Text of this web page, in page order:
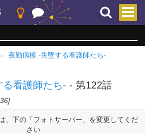
夜勤病棟 -失墜する看護師たち-
看護師たち- - 第122話
、下の「フォトサーバー」を変更してくだ
さい